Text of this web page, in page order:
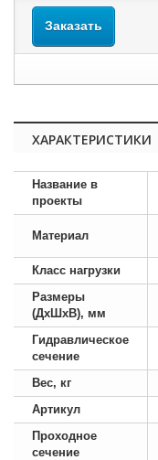
Заказать
ХАРАКТЕРИСТИКИ
Название в
проекты
Материал
Класс нагрузки
Размеры
(ДхШхВ), мм
Гидравлическое
сечение
Вес, кг
Артикул
Проходное
сечение